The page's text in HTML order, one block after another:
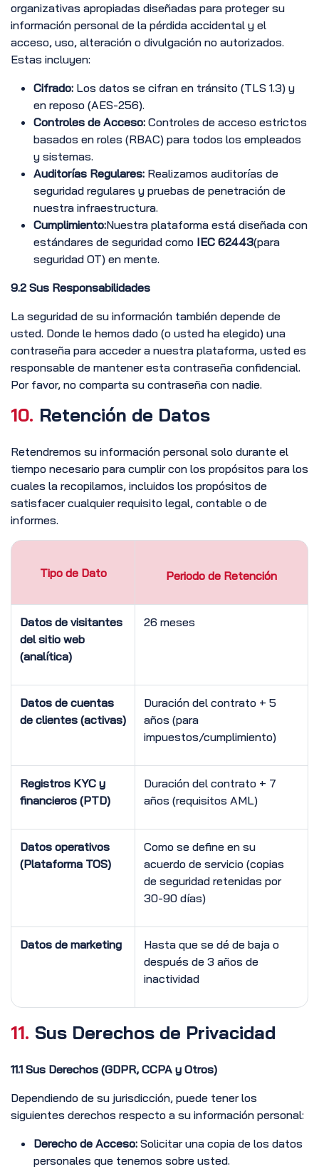
organizativas apropiadas diseñadas para proteger su
información personal de la pérdida accidental y el
acceso, uso, alteración o divulgación no autorizados.
Estas incluyen:
Cifrado: Los datos se cifran en tránsito (TLS 1.3) y
en reposo (AES-256).
Controles de Acceso: Controles de acceso estrictos
basados en roles (RBAC) para todos los empleados
y sistemas.
Auditorías Regulares: Realizamos auditorías de
seguridad regulares y pruebas de penetración de
nuestra infraestructura.
Cumplimiento:Nuestra plataforma está diseñada con
estándares de seguridad como IEC 62443(para
seguridad OT) en mente.
9.2 Sus Responsabilidades
La seguridad de su información también depende de
usted. Donde le hemos dado (o usted ha elegido) una
contraseña para acceder a nuestra plataforma, usted es
responsable de mantener esta contraseña confidencial.
Por favor, no comparta su contraseña con nadie.
10. Retención de Datos
Retendremos su información personal solo durante el
tiempo necesario para cumplir con los propósitos para los
cuales la recopilamos, incluidos los propósitos de
satisfacer cualquier requisito legal, contable o de
informes.
Tipo de Dato Periodo de Retención
Datos de visitantes
del sitio web
(analítica)
26 meses
Datos de cuentas
de clientes (activas)
Duración del contrato + 5
años (para
impuestos/cumplimiento)
Registros KYC y
financieros (PTD)
Duración del contrato + 7
años (requisitos AML)
Datos operativos
(Plataforma TOS)
Como se define en su
acuerdo de servicio (copias
de seguridad retenidas por
30-90 días)
Datos de marketing
Hasta que se dé de baja o
después de 3 años de
inactividad
11. Sus Derechos de Privacidad
11.1 Sus Derechos (GDPR, CCPA y Otros)
Dependiendo de su jurisdicción, puede tener los
siguientes derechos respecto a su información personal:
Derecho de Acceso: Solicitar una copia de los datos
personales que tenemos sobre usted.